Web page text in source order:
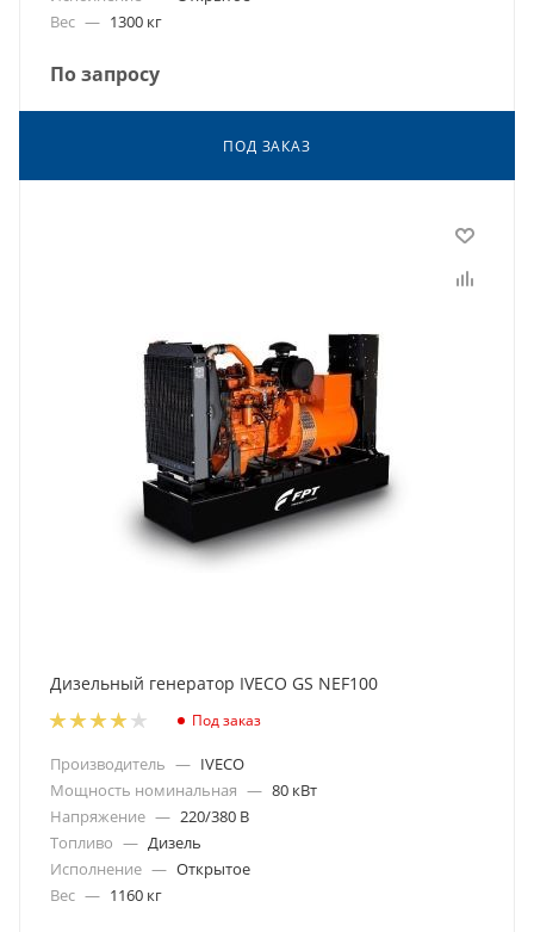
Вес — 1300 кг
По запросу
ПОД ЗАКАЗ
Дизельный генератор IVECO GS NEF100
Под заказ
Производитель — IVECO
Мощность номинальная — 80 кВт
Напряжение — 220/380 В
Топливо — Дизель
Исполнение — Открытое
Вес — 1160 кг